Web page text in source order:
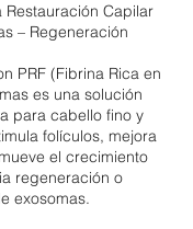
Capilar
– Regeneración
PRF (Fibrina Rica en
es una solución
para cabello fino y
folículos, mejora
el crecimiento
regeneración o
exosomas.